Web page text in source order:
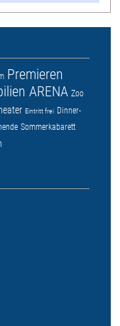
Premieren
ARENA Zoo
Eintritt frei Dinner-
Sommerkabarett